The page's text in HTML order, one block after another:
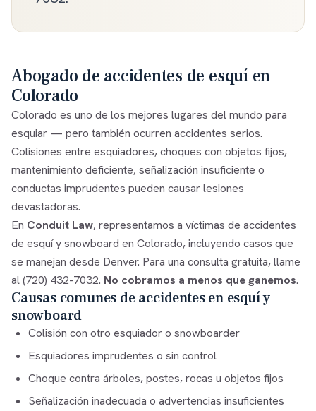
Abogado de accidentes de esquí en
Colorado
Colorado es uno de los mejores lugares del mundo para
esquiar — pero también ocurren accidentes serios.
Colisiones entre esquiadores, choques con objetos fijos,
mantenimiento deficiente, señalización insuficiente o
conductas imprudentes pueden causar lesiones
devastadoras.
En Conduit Law, representamos a víctimas de accidentes
de esquí y snowboard en Colorado, incluyendo casos que
se manejan desde Denver. Para una consulta gratuita, llame
al(720) 432-7032. No cobramos a menos que ganemos.
Causas comunes de accidentes en esquí y
snowboard
Colisión con otro esquiador o snowboarder
Esquiadores imprudentes o sin control
Choque contra árboles, postes, rocas u objetos fijos
Señalización inadecuada o advertencias insuficientes